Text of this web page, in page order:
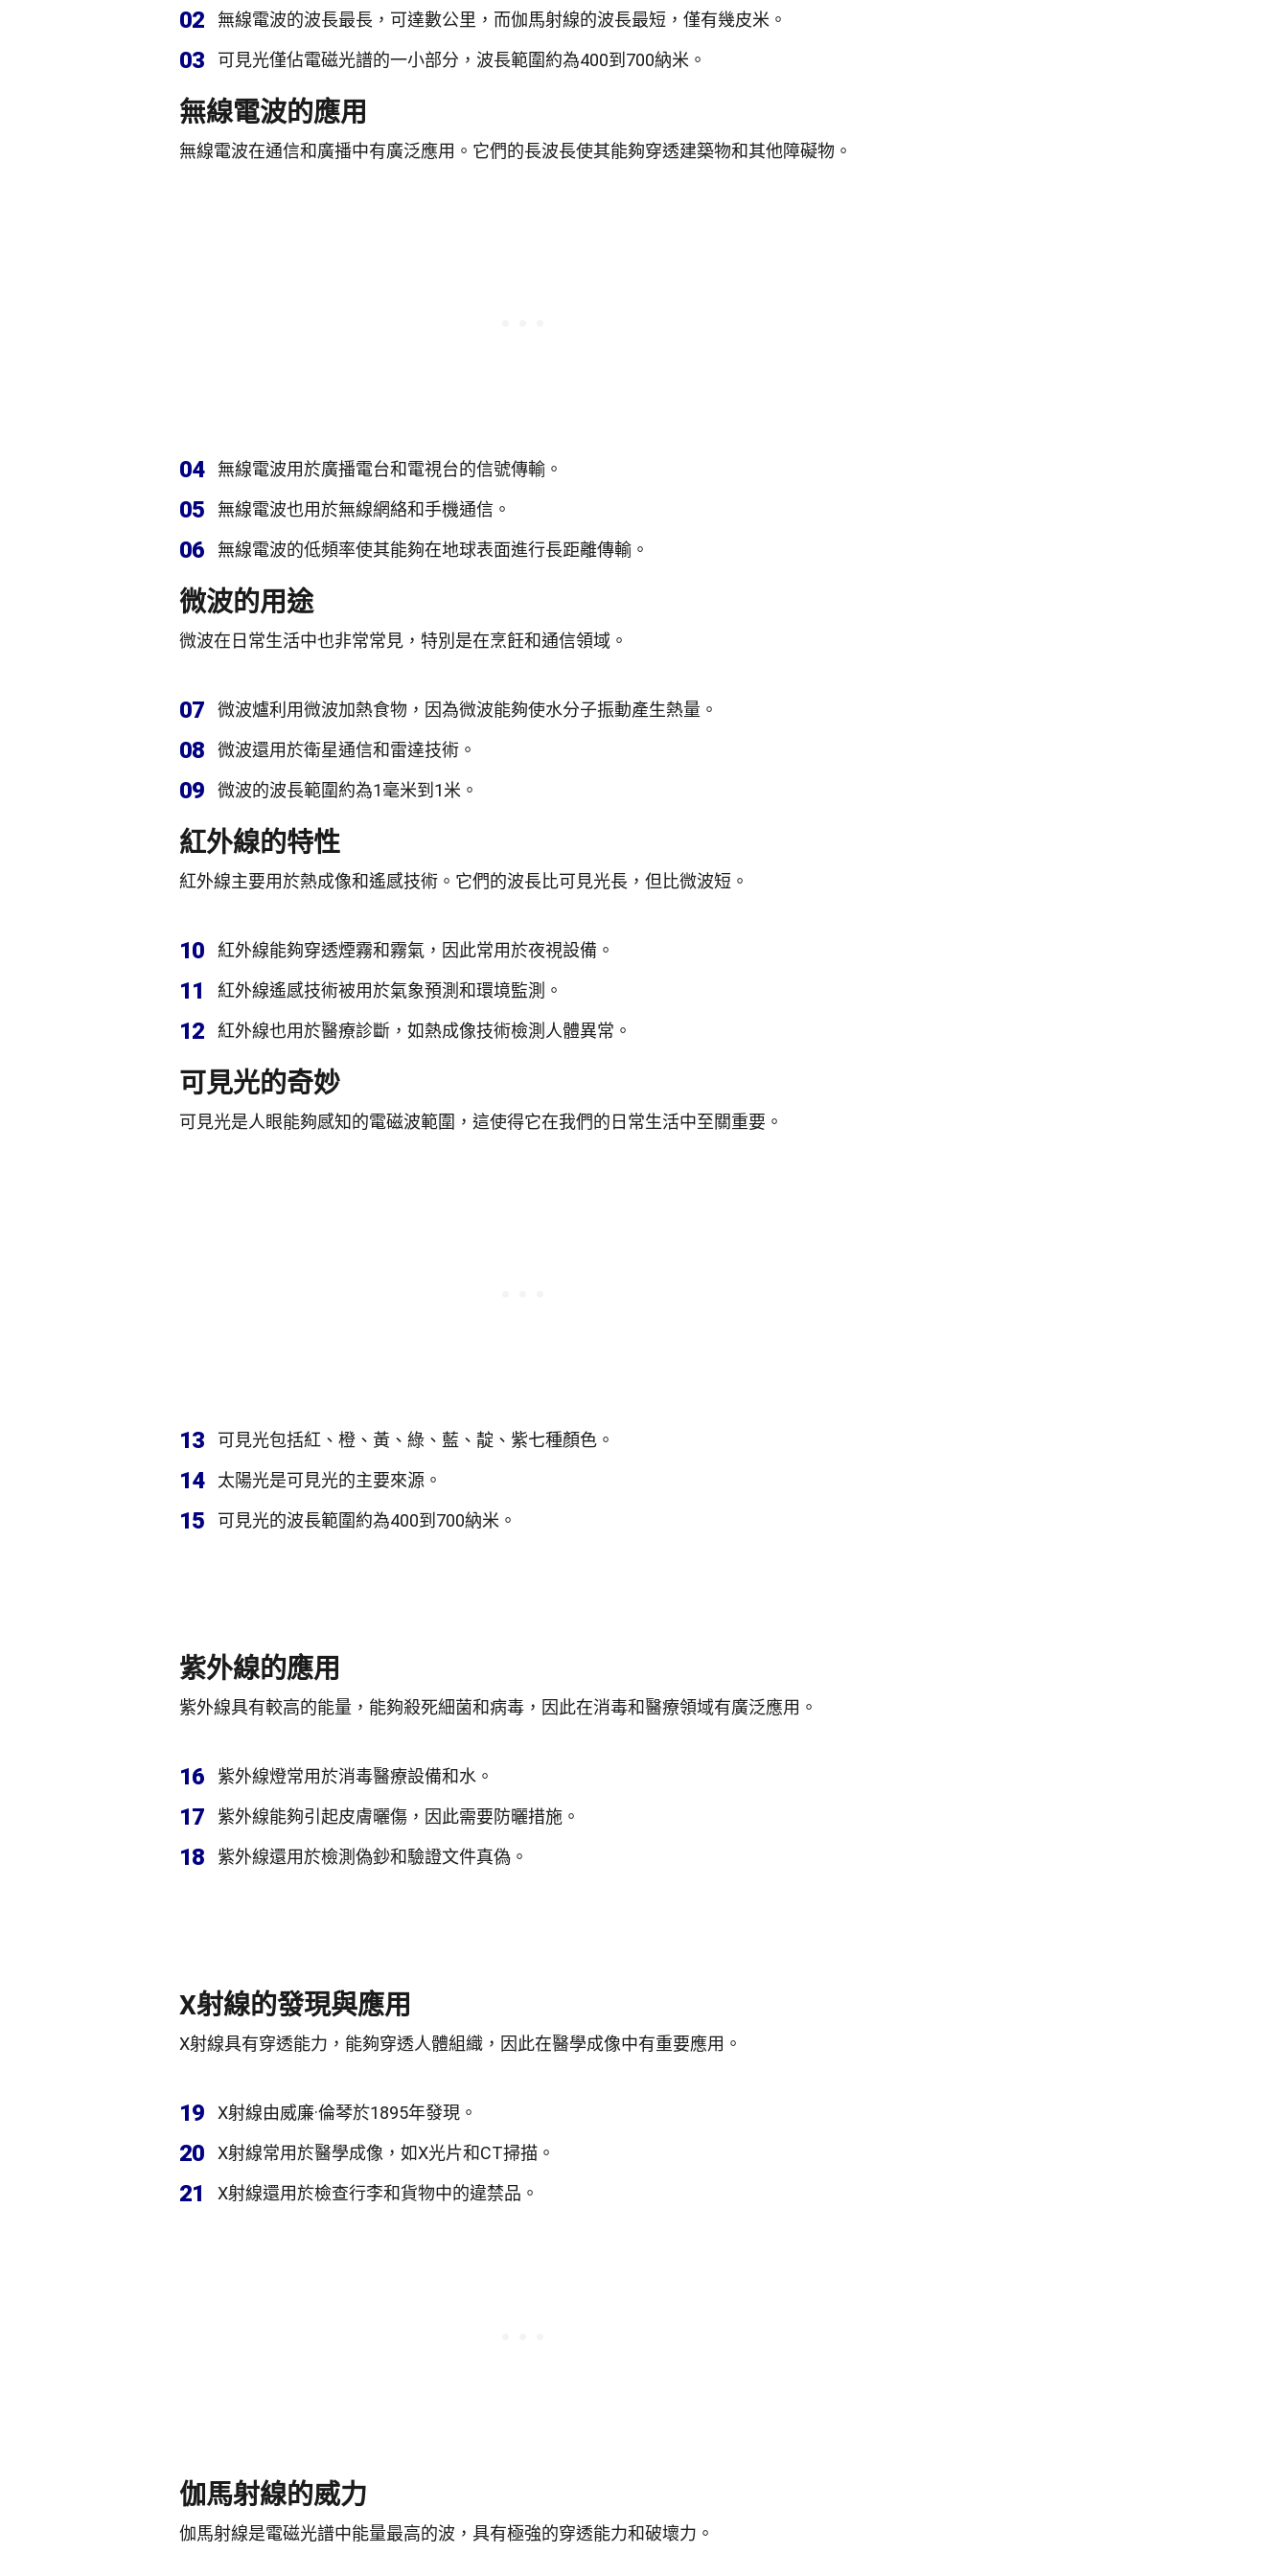
02 無線電波的波長最長，可達數公里，而伽馬射線的波長最短，僅有幾皮米。
03 可見光僅佔電磁光譜的一小部分，波長範圍約為400到700納米。
無線電波的應用
無線電波在通信和廣播中有廣泛應用。它們的長波長使其能夠穿透建築物和其他障礙物。
04 無線電波用於廣播電台和電視台的信號傳輸。
05 無線電波也用於無線網絡和手機通信。
06 無線電波的低頻率使其能夠在地球表面進行長距離傳輸。
微波的用途
微波在日常生活中也非常常見，特別是在烹飪和通信領域。
07 微波爐利用微波加熱食物，因為微波能夠使水分子振動產生熱量。
08 微波還用於衛星通信和雷達技術。
09 微波的波長範圍約為1毫米到1米。
紅外線的特性
紅外線主要用於熱成像和遙感技術。它們的波長比可見光長，但比微波短。
10 紅外線能夠穿透煙霧和霧氣，因此常用於夜視設備。
11 紅外線遙感技術被用於氣象預測和環境監測。
12 紅外線也用於醫療診斷，如熱成像技術檢測人體異常。
可見光的奇妙
可見光是人眼能夠感知的電磁波範圍，這使得它在我們的日常生活中至關重要。
13 可見光包括紅、橙、黃、綠、藍、靛、紫七種顏色。
14 太陽光是可見光的主要來源。
15 可見光的波長範圍約為400到700納米。
紫外線的應用
紫外線具有較高的能量，能夠殺死細菌和病毒，因此在消毒和醫療領域有廣泛應用。
16 紫外線燈常用於消毒醫療設備和水。
17 紫外線能夠引起皮膚曬傷，因此需要防曬措施。
18 紫外線還用於檢測偽鈔和驗證文件真偽。
X射線的發現與應用
X射線具有穿透能力，能夠穿透人體組織，因此在醫學成像中有重要應用。
19 X射線由威廉·倫琴於1895年發現。
20 X射線常用於醫學成像，如X光片和CT掃描。
21 X射線還用於檢查行李和貨物中的違禁品。
伽馬射線的威力
伽馬射線是電磁光譜中能量最高的波，具有極強的穿透能力和破壞力。